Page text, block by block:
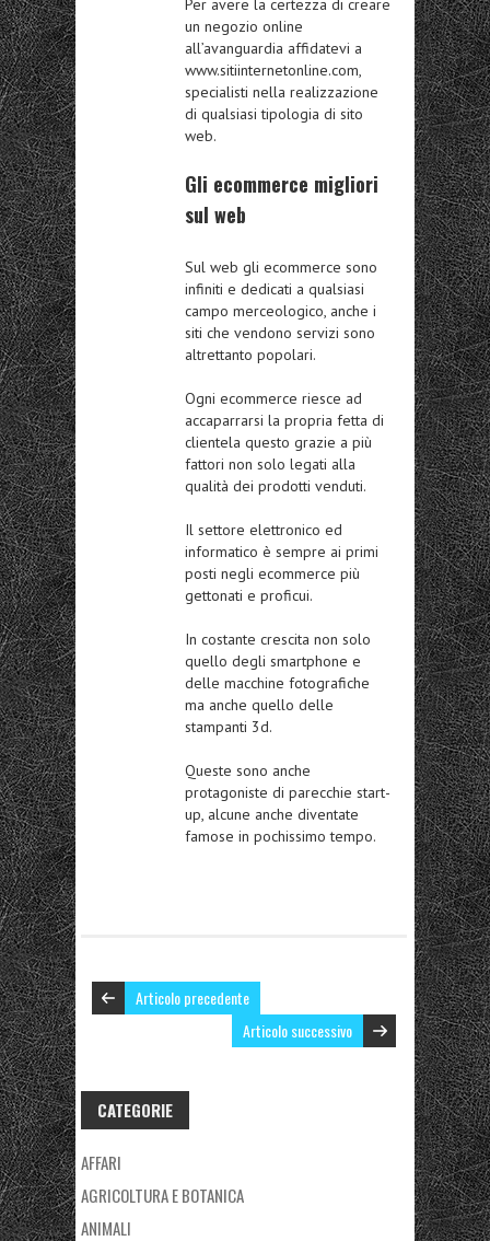
Per avere la certezza di creare
un negozio online
all’avanguardia affidatevi a
www.sitiinternetonline.com,
specialisti nella realizzazione
di qualsiasi tipologia di sito
web.
Gli ecommerce migliori
sul web
Sul web gli ecommerce sono
infiniti e dedicati a qualsiasi
campo merceologico, anche i
siti che vendono servizi sono
altrettanto popolari.
Ogni ecommerce riesce ad
accaparrarsi la propria fetta di
clientela questo grazie a più
fattori non solo legati alla
qualità dei prodotti venduti.
Il settore elettronico ed
informatico è sempre ai primi
posti negli ecommerce più
gettonati e proficui.
In costante crescita non solo
quello degli smartphone e
delle macchine fotografiche
ma anche quello delle
stampanti 3d.
Queste sono anche
protagoniste di parecchie start-
up, alcune anche diventate
famose in pochissimo tempo.
Articolo precedente
Articolo successivo
CATEGORIE
AFFARI
AGRICOLTURA E BOTANICA
ANIMALI